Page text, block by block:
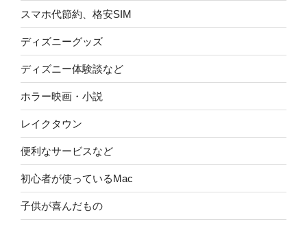
スマホ代節約、格安SIM
ディズニーグッズ
ディズニー体験談など
ホラー映画・小説
レイクタウン
便利なサービスなど
初心者が使っているMac
子供が喜んだもの